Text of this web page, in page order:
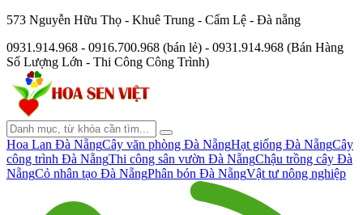
573 Nguyễn Hữu Thọ - Khuê Trung - Cẩm Lệ - Đà nẵng
0931.914.968 - 0916.700.968 (bán lẻ) - 0931.914.968 (Bán Hàng
Số Lượng Lớn - Thi Công Công Trình)
Hoa Lan Đà NẵngCây văn phòng Đà NẵngHạt giống Đà NẵngCây
công trình Đà NẵngThi công sân vườn Đà NẵngChậu trồng cây Đà
NẵngCỏ nhân tạo Đà NẵngPhân bón Đà NẵngVật tư nông nghiệp